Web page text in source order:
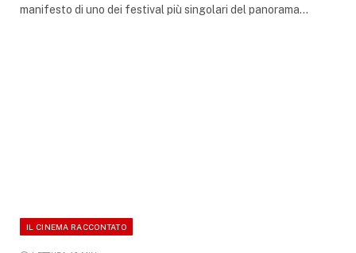
manifesto di uno dei festival più singolari del panorama…
IL CINEMA RACCONTATO